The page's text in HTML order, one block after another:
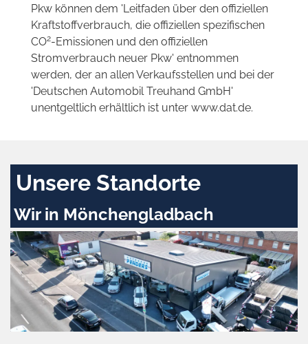
Pkw können dem 'Leitfaden über den offiziellen
Kraftstoffverbrauch, die offiziellen spezifischen
CO2-Emissionen und den offiziellen
Stromverbrauch neuer Pkw' entnommen
werden, der an allen Verkaufsstellen und bei der
'Deutschen Automobil Treuhand GmbH'
unentgeltlich erhältlich ist unter www.dat.de.
Unsere Standorte
Wir in Mönchengladbach